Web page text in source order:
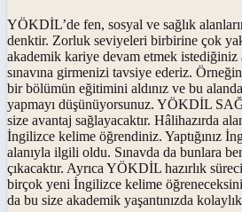
YÖKDİL’de fen, sosyal ve sağlık
denktir. Zorluk seviyeleri birbirine çok
akademik kariye devam etmek
sınavına girmenizi tavsiye ederiz.
bir bölümün eğitimini aldınız ve bu
yapmayı düşünüyorsunuz. YÖKDİL
size avantaj sağlayacaktır. Hâlihazırda
İngilizce kelime öğrendiniz. Yaptığınız
alanıyla ilgili oldu. Sınavda da bunlara
çıkacaktır. Ayrıca YÖKDİL hazırlık
birçok yeni İngilizce kelime
da bu size akademik yaşantınızda